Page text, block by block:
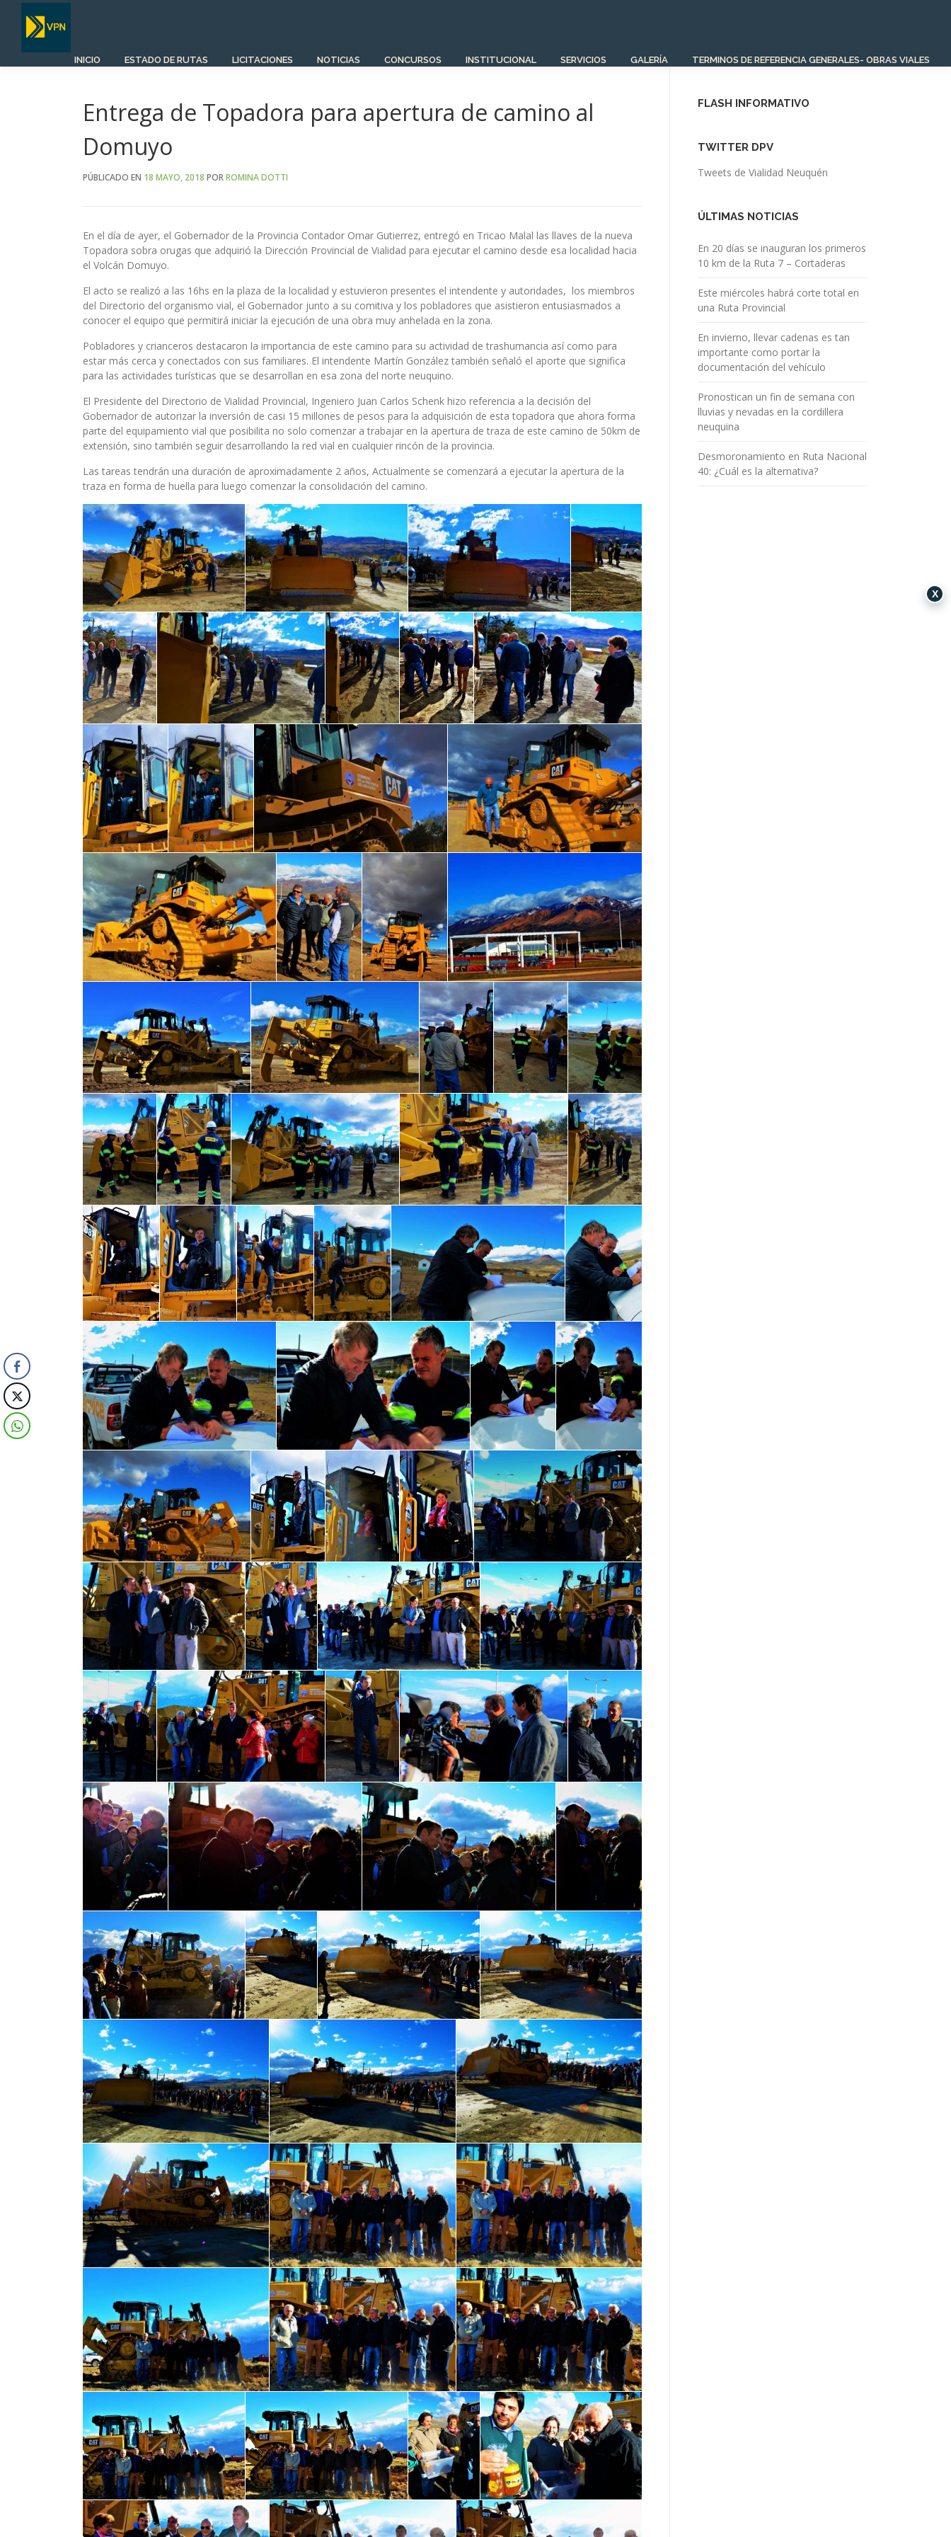
Saltar
contenido
INICIO ESTADO DE RUTAS LICITACIONES NOTICIAS CONCURSOS INSTITUCIONAL SERVICIOS GALERÍA TERMINOS DE REFERENCIA GENERALES- OBRAS VIALES
Entrega de Topadora para apertura de camino al
Domuyo
PÚBLICADO EN 18 MAYO, 2018 PORROMINA DOTTI
En el día de ayer, el Gobernador de la Provincia Contador Omar Gutierrez, entregó en Tricao Malal las llaves de la nueva
Topadora sobra orugas que adquirió la Dirección Provincial de Vialidad para ejecutar el camino desde esa localidad hacia
el Volcán Domuyo.
El acto se realizó a las 16hs en la plaza de la localidad y estuvieron presentes el intendente y autoridades, los miembros
del Directorio del organismo vial, el Gobernador junto a su comitiva y los pobladores que asistieron entusiasmados a
conocer el equipo que permitirá iniciar la ejecución de una obra muy anhelada en la zona.
Pobladores y crianceros destacaron la importancia de este camino para su actividad de trashumancia así como para
estar más cerca y conectados con sus familiares. El intendente Martín González también señaló el aporte que significa
para las actividades turísticas que se desarrollan en esa zona del norte neuquino.
El Presidente del Directorio de Vialidad Provincial, Ingeniero Juan Carlos Schenk hizo referencia a la decisión del
Gobernador de autorizar la inversión de casi 15 millones de pesos para la adquisición de esta topadora que ahora forma
parte del equipamiento vial que posibilita no solo comenzar a trabajar en la apertura de traza de este camino de 50km de
extensión, sino también seguir desarrollando la red vial en cualquier rincón de la provincia.
Las tareas tendrán una duración de aproximadamente 2 años, Actualmente se comenzará a ejecutar la apertura de la
traza en forma de huella para luego comenzar la consolidación del camino.
FLASH INFORMATIVO
TWITTER DPV
Tweets de Vialidad Neuquén
ÚLTIMAS NOTICIAS
En 20 días se inauguran los primeros
10 km de la Ruta 7 – Cortaderas
Este miércoles habrá corte total en
una Ruta Provincial
En invierno, llevar cadenas es tan
importante como portar la
documentación del vehículo
Pronostican un fin de semana con
lluvias y nevadas en la cordillera
neuquina
Desmoronamiento en Ruta Nacional
40: ¿Cuál es la alternativa?
X